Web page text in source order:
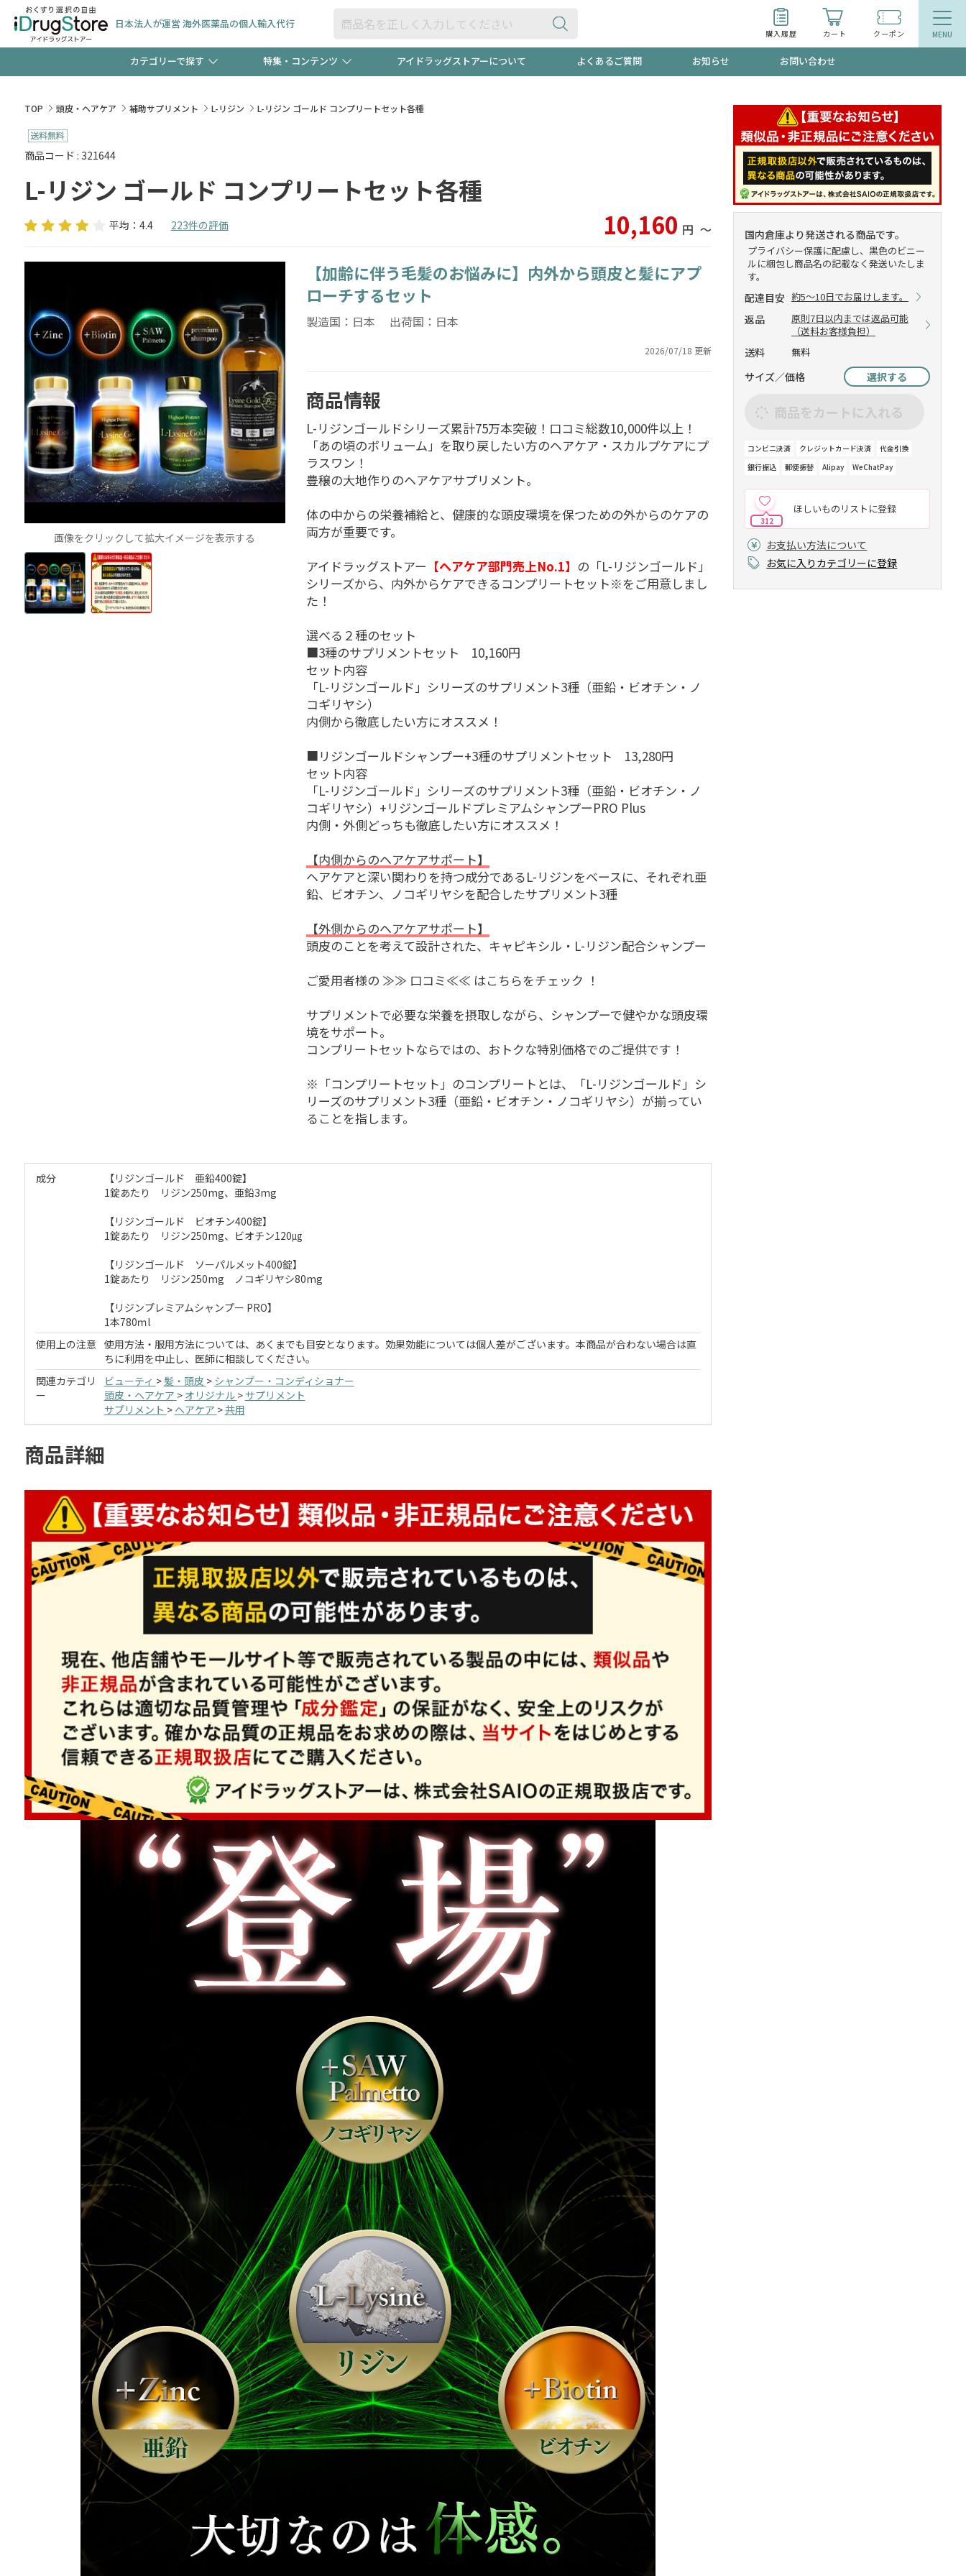
日本法人が運営 海外医薬品の個人輸入代行
購入履歴 カート クーポン
カテゴリーで探す
食品
検査キット ペット用品 オトナ向け
特集・コンテンツ
【週末限定】新規会員登録ポイント2倍600円分プレ
【早割】お得なクーポン"3種類"出現中！今月のスト
極冷メントールで、夏の頭皮ストレスを完全リセッ
ト！
新規登録で！今すぐ使えるクーポンプレゼント中！！
当店スタッフが贈る音声プログラム 友だち大募集！限定クーポンも不定期配信
アイドラッグストアーについて よくあるご質問 お知らせ お問い合わせ
TOP 頭皮・ヘアケア 補助サプリメント L-リジン L-リジン ゴールド コンプリートセット各種
商品コード : 321644
L-リジン ゴールド コンプリートセット各種
平均：4.4 223件の評価 10,160 円 〜
画像をクリックして拡大イメージを表示する
【加齢に伴う毛髪のお悩みに】内外から頭皮と髪にアプ
ローチするセット
製造国：日本 出荷国：日本
2026/07/18 更新
商品情報
L-リジンゴールドシリーズ累計75万本突破！口コミ総数10,000件以上！
「あの頃のボリューム」を取り戻したい方のヘアケア・スカルプケアにプ
ラスワン！
豊穣の大地作りのヘアケアサプリメント。
体の中からの栄養補給と、健康的な頭皮環境を保つための外からのケアの
両方が重要です。
アイドラッグストアー 【ヘアケア部門売上No.1】 の「L-リジンゴールド」
シリーズから、内外からケアできるコンプリートセット※をご用意しまし
た！
選べる２種のセット
■3種のサプリメントセット 10,160円
セット内容
「L-リジンゴールド」シリーズのサプリメント3種（亜鉛・ビオチン・ノ
コギリヤシ）
内側から徹底したい方にオススメ！
■リジンゴールドシャンプー+3種のサプリメントセット 13,280円
セット内容
「L-リジンゴールド」シリーズのサプリメント3種（亜鉛・ビオチン・ノ
コギリヤシ）+リジンゴールドプレミアムシャンプーPRO Plus
内側・外側どっちも徹底したい方にオススメ！
【内側からのヘアケアサポート】
ヘアケアと深い関わりを持つ成分であるL-リジンをベースに、それぞれ亜
鉛、ビオチン、ノコギリヤシを配合したサプリメント3種
【外側からのヘアケアサポート】
頭皮のことを考えて設計された、キャピキシル・L-リジン配合シャンプー
ご愛用者様の ≫≫ 口コミ≪≪ はこちらをチェック ！
サプリメントで必要な栄養を摂取しながら、シャンプーで健やかな頭皮環
境をサポート。
コンプリートセットならではの、おトクな特別価格でのご提供です！
※「コンプリートセット」のコンプリートとは、「L-リジンゴールド」シ
リーズのサプリメント3種（亜鉛・ビオチン・ノコギリヤシ）が揃ってい
ることを指します。
国内倉庫より発送される商品です。
プライバシー保護に配慮し、黒色のビニー
ルに梱包し商品名の記載なく発送いたしま
す。
配達目安 約5～10日でお届けします。
返品
原則7日以内までは返品可能
（送料お客様負担）
送料 無料
サイズ／価格 選択する
商品をカートに入れる
コンビニ決済 クレジットカード決済
代金引換
銀行振込
郵便振替 Alipay WeChatPay
ほしいものリストに登録
312
お支払い方法について
お気に入りカテゴリーに登録
成分
【リジンゴールド 亜鉛400錠】
1錠あたり リジン250mg、亜鉛3mg
【リジンゴールド ビオチン400錠】
1錠あたり リジン250mg、ビオチン120㎍
【リジンゴールド ソーパルメット400錠】
1錠あたり リジン250mg ノコギリヤシ80mg
【リジンプレミアムシャンプー PRO】
1本780ｍl
使用上の注意 使用方法・服用方法については、あくまでも目安となります。効果効能については個人差がございます。本商品が合わない場合は直
ちに利用を中止し、医師に相談してください。
関連カテゴリ
ー
ビューティ > 髪・頭皮 > シャンプー・コンディショナー
頭皮・ヘアケア > オリジナル > サプリメント
サプリメント > ヘアケア >共用
商品詳細